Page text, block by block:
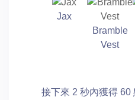
Jax
Bramble
Vest
接下來 2 秒內獲得 60